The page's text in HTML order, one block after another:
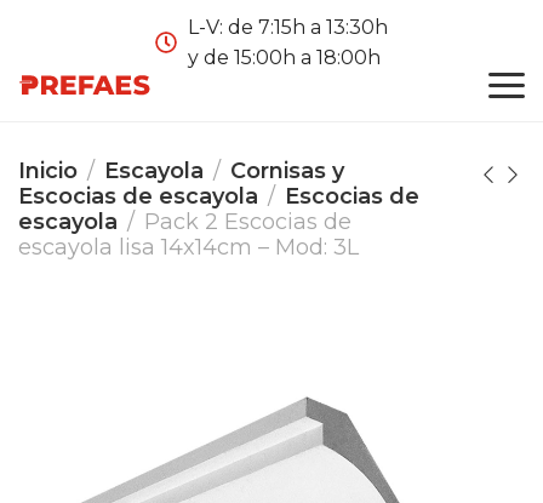
L-V: de 7:15h a 13:30h
y de 15:00h a 18:00h
Inicio Escayola
Cornisas y
Escocias de escayola
Escocias de
escayola
Pack 2 Escocias de
escayola lisa 14x14cm – Mod: 3L